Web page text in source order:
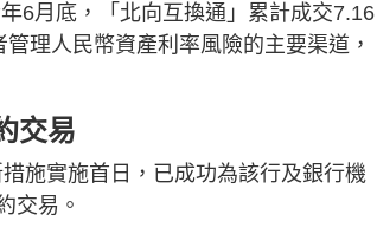
6月底，「北向互換通」累計成交7.16
理人民幣資產利率風險的主要渠道，
交易
施實施首日，已成功為該行及銀行機
交易。